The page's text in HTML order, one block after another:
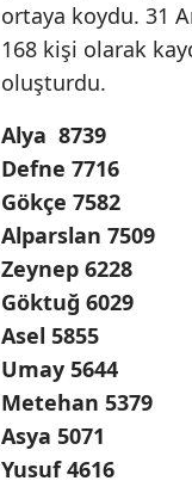
ortaya koydu. 31
168 kişi olarak
oluşturdu.
Alya 8739
Defne 7716
Gökçe 7582
Alparslan 7509
Zeynep 6228
Göktuğ 6029
Asel 5855
Umay 5644
Metehan 5379
Asya 5071
Yusuf 4616